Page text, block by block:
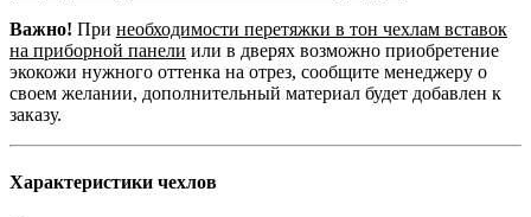
Важно! При необходимости перетяжки в тон чехлам вставок
на приборной панели или в дверях возможно приобретение
экокожи нужного оттенка на отрез, сообщите менеджеру о
своем желании, дополнительный материал будет добавлен к
заказу.
Характеристики чехлов